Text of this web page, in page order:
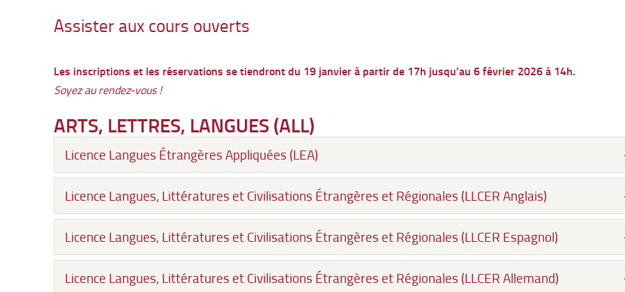
Assister aux cours ouverts
Les inscriptions et les réservations se tiendront du 19 janvier à partir de 17h jusqu’au 6 février 2026 à 14h.
Soyez au rendez-vous !
ARTS, LETTRES, LANGUES (ALL)
Licence Langues Étrangères Appliquées (LEA)
Licence Langues, Littératures et Civilisations Étrangères et Régionales (LLCER Anglais)
Licence Langues, Littératures et Civilisations Étrangères et Régionales (LLCER Espagnol)
Licence Langues, Littératures et Civilisations Étrangères et Régionales (LLCER Allemand)